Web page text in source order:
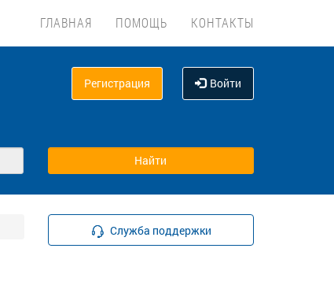
ГЛАВНАЯ ПОМОЩЬ КОНТАКТЫ
Регистрация Войти
Служба поддержки